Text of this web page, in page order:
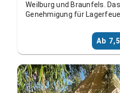
Weilburg und Braunfels.
Genehmigung für
Ab